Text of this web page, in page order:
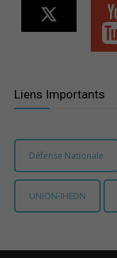
Liens Importants
Défense Nationale
UNION-IHEDN